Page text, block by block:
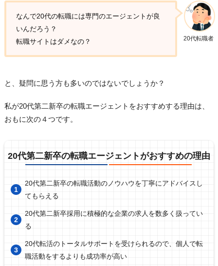
20代転職者
なんで20代の転職には専門のエージェントが良
いんだろう？
転職サイトはダメなの？
と、疑問に思う方も多いのではないでしょうか？
私が20代第二新卒の転職エージェントをおすすめする理由は、
おもに次の４つです。
20代第二新卒の転職エージェントがおすすめの理由
20代第二新卒の転職活動のノウハウを丁寧にアドバイスし
てもらえる
20代第二新卒採用に積極的な企業の求人を数多く扱ってい
る
20代転活のトータルサポートを受けられるので、個人で転
職活動をするよりも成功率が高い